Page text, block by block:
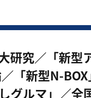
研究／「新
「新型N-
グルマ」／全